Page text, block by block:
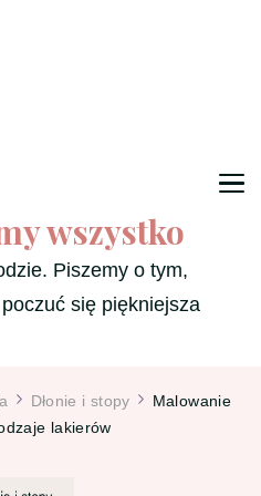
wszystko
Piszemy o tym,
się piękniejsza
Dłonie i stopy
Malowanie
lakierów